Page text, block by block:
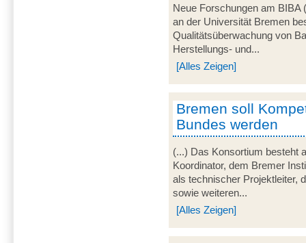
Neue Forschungen am BIBA
an der Universität Bremen
Qualitätsüberwachung von
Herstellungs- und...
[Alles Zeigen]
Bremen soll
Bundes werden
(...) Das Konsortium besteht
Koordinator, dem Bremer
als technischer Projektleiter,
sowie weiteren...
[Alles Zeigen]